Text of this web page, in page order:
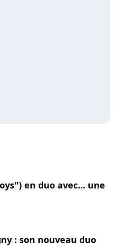
en duo avec... une
: son nouveau duo